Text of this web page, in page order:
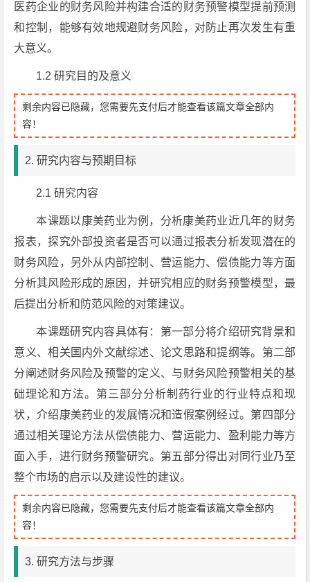
医药企业的财务风险并构建合适的财务预警模型提前预测
和控制，能够有效地规避财务风险，对防止再次发生有重
大意义。
1.2 研究目的及意义
剩余内容已隐藏，您需要先支付后才能查看该篇文章全部内
容！
2. 研究内容与预期目标
2.1 研究内容
本课题以康美药业为例，分析康美药业近几年的财务
报表，探究外部投资者是否可以通过报表分析发现潜在的
财务风险，另外从内部控制、营运能力、偿债能力等方面
分析其风险形成的原因，并研究相应的财务预警模型，最
后提出分析和防范风险的对策建议。
本课题研究内容具体有：第一部分将介绍研究背景和
意义、相关国内外文献综述、论文思路和提纲等。第二部
分阐述财务风险及预警的定义、与财务风险预警相关的基
础理论和方法。第三部分分析制药行业的行业特点和现
状，介绍康美药业的发展情况和造假案例经过。第四部分
通过相关理论方法从偿债能力、营运能力、盈利能力等方
面入手，进行财务预警研究。第五部分得出对同行业乃至
整个市场的启示以及建设性的建议。
剩余内容已隐藏，您需要先支付后才能查看该篇文章全部内
容！
3. 研究方法与步骤